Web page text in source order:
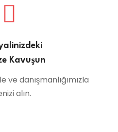
Kavuşun
ve danışmanlığımızla
alın.